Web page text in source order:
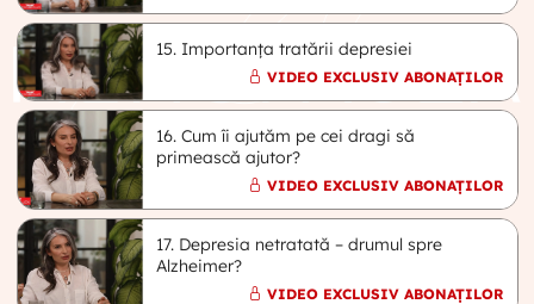
15. Importanța tratării depresiei
VIDEO EXCLUSIV ABONAȚILOR
16. Cum îi ajutăm pe cei dragi să
primească ajutor?
VIDEO EXCLUSIV ABONAȚILOR
17. Depresia netratată – drumul spre
Alzheimer?
VIDEO EXCLUSIV ABONAȚILOR